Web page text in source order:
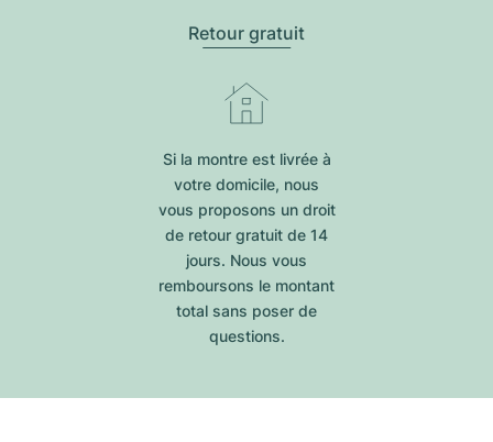
Retour gratuit
Si la montre est livrée à
votre domicile, nous
vous proposons un droit
de retour gratuit de 14
jours. Nous vous
remboursons le montant
total sans poser de
questions.